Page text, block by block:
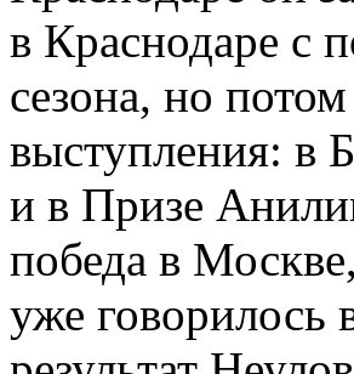
в Краснодаре с
сезона, но
выступления: в
и в Призе
победа в
уже говорилось